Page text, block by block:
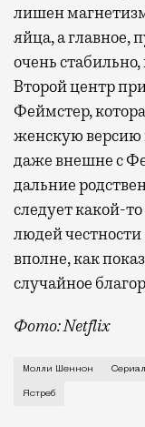
лишен
яйца, а главное,
очень
Второй центр
Феймстер,
женскую версию
даже внешне с
дальние
следует какой-
людей
вполне, как
случайное
Фото: Netflix
Когда-то Лонни
Молли Шеннон
Ястреб